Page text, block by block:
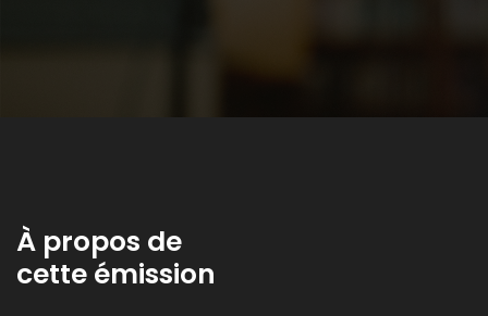
À propos de
cette émission